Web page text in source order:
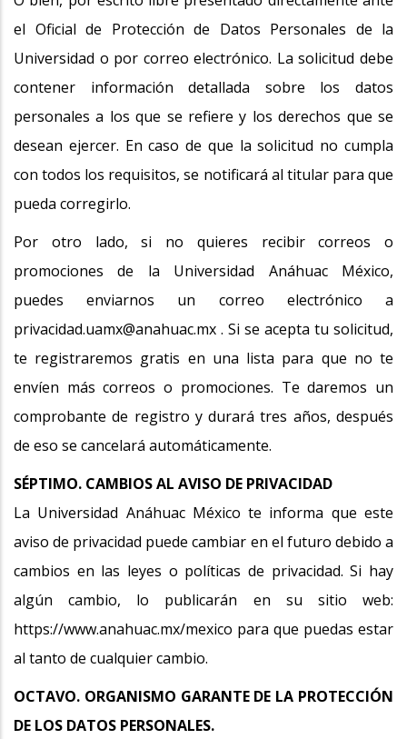
el Oficial de Protección de Datos Personales de la
Universidad o por correo electrónico. La solicitud debe
contener información detallada sobre los datos
personales a los que se refiere y los derechos que se
desean ejercer. En caso de que la solicitud no cumpla
con todos los requisitos, se notificará al titular para que
pueda corregirlo.
Por otro lado, si no quieres recibir correos o
promociones de la Universidad Anáhuac México,
puedes enviarnos un correo electrónico a
privacidad.uamx@anahuac.mx . Si se acepta tu solicitud,
te registraremos gratis en una lista para que no te
envíen más correos o promociones. Te daremos un
comprobante de registro y durará tres años, después
de eso se cancelará automáticamente.
SÉPTIMO. CAMBIOS AL AVISO DE PRIVACIDAD
La Universidad Anáhuac México te informa que este
aviso de privacidad puede cambiar en el futuro debido a
cambios en las leyes o políticas de privacidad. Si hay
algún cambio, lo publicarán en su sitio web:
https://www.anahuac.mx/mexico para que puedas estar
al tanto de cualquier cambio.
OCTAVO. ORGANISMO GARANTE DE LA PROTECCIÓN
DE LOS DATOS PERSONALES.